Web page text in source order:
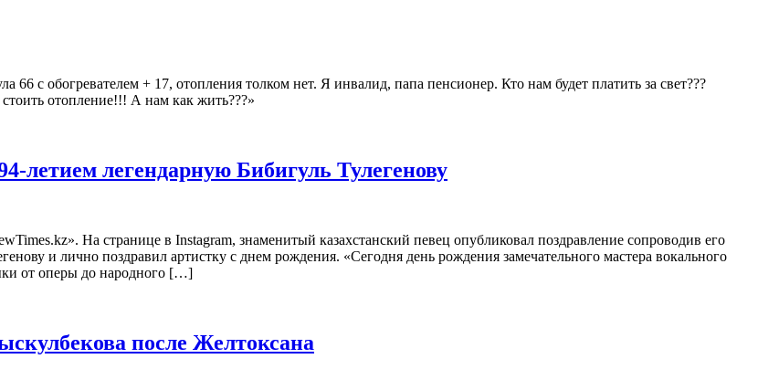
с обогревателем + 17, отопления толком нет. Я инвалид, папа пенсионер. Кто нам будет платить за свет???
отопление!!! А нам как жить???»
летием легендарную Бибигуль Тулегенову
На странице в Instagram, знаменитый казахстанский певец опубликовал поздравление сопроводив его
и лично поздравил артистку с днем рождения. «Сегодня день рождения замечательного мастера вокального
от оперы до народного […]
после Желтоксана